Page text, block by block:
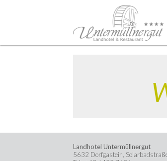
Landhotel Untermüllnergut
5632 Dorfgastein